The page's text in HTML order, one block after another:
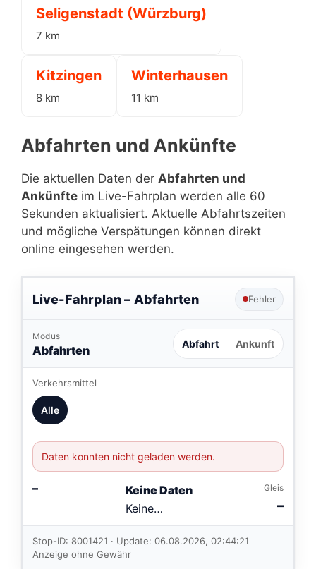
Seligenstadt (Würzburg)
7 km
Kitzingen
8 km
Winterhausen
11 km
Abfahrten und Ankünfte
Die aktuellen Daten der Abfahrten und
Ankünfte im Live-Fahrplan werden alle 60
Sekunden aktualisiert. Aktuelle Abfahrtszeiten
und mögliche Verspätungen können direkt
online eingesehen werden.
Live-Fahrplan – Abfahrten Fehler
Modus
Abfahrten Abfahrt Ankunft
Verkehrsmittel
Alle
Daten konnten nicht geladen werden.
–
Keine Daten
Keine
Verbindungen
im aktuellen
Feed.
Gleis
–
Stop-ID: 8001421 · Update: 06.08.2026, 02:44:21
Anzeige ohne Gewähr